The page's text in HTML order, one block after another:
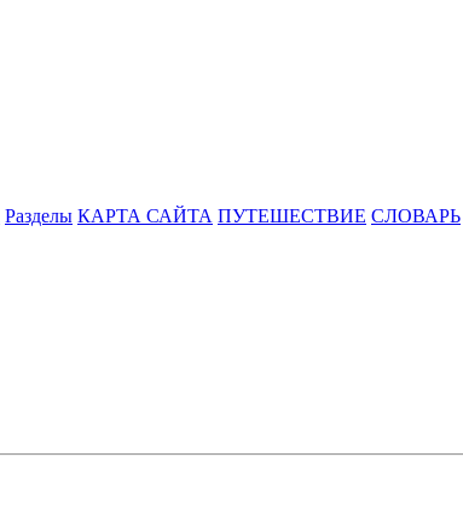
Разделы КАРТА САЙТА ПУТЕШЕСТВИЕ СЛОВАРЬ